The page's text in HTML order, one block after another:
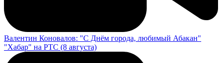
Валентин Коновалов: "С Днём города, любимый Абакан"
"Хабар" на РТС (8 августа)